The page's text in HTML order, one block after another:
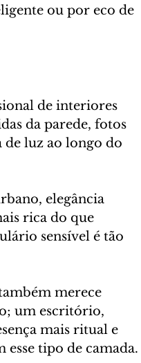
ou por eco de
de interiores
da parede, fotos
luz ao longo do
elegância
rica do que
sensível é tão
merece
um escritório,
mais ritual e
tipo de camada.